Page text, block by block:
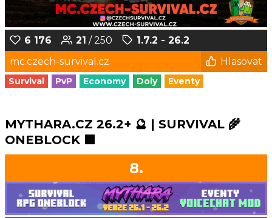
6 176 21 / 250
1.7.2 - 26.2
mc.czech-survival.cz
Hlasovat
Survival PvP Economy Doly Eventy
MYTHARA.CZ 26.2+ 🔮 | SURVIVAL 🌾
ONEBLOCK 🟩
8.